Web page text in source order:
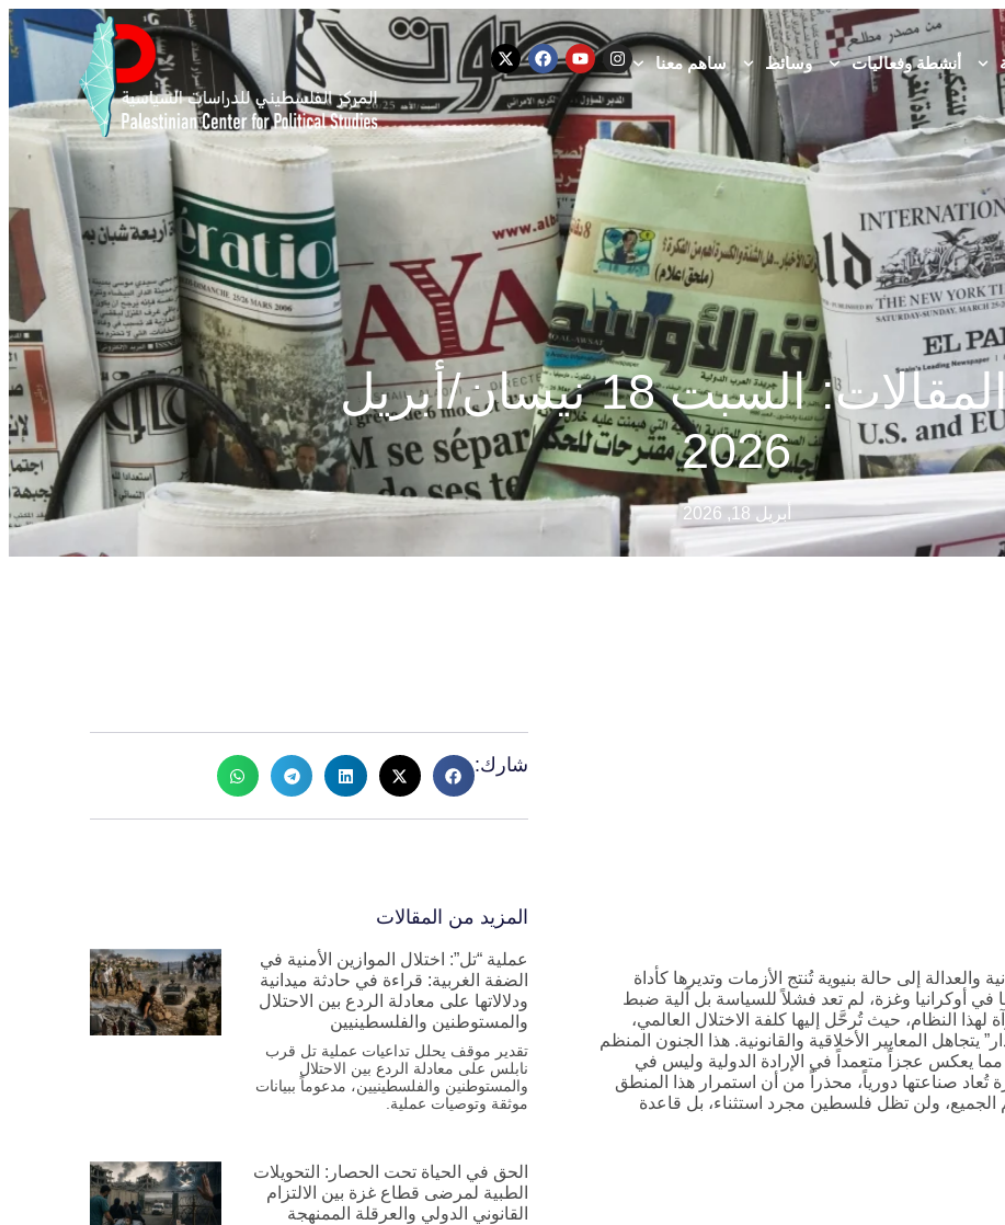
أنشطة وفعاليات وسائط ساهم معنا
نشرة المقالات: السبت 18 نيسان/أبريل
2026
أبريل 18, 2026
إلى حالة بنيوية تُنتج الأزمات وتديرها كأداة
أوكرانيا وغزة، لم تعد فشلاً للسياسة بل آلية ضبط
النظام، حيث تُرحَّل إليها كلفة الاختلال العالمي،
المعايير الأخلاقية والقانونية. هذا الجنون المنظم
يعكس عجزاً متعمداً في الإرادة الدولية وليس في
صناعتها دورياً، محذراً من أن استمرار هذا المنطق
الجميع، ولن تظل فلسطين مجرد استثناء، بل قاعدة
شارك:
المزيد من المقالات
عملية “تل”: اختلال الموازين الأمنية في
الضفة الغربية: قراءة في حادثة ميدانية
ودلالاتها على معادلة الردع بين الاحتلال
والمستوطنين والفلسطينيين
تقدير موقف يحلل تداعيات عملية تل قرب
نابلس على معادلة الردع بين الاحتلال
والمستوطنين والفلسطينيين، مدعوماً ببيانات
موثقة وتوصيات عملية.
الحق في الحياة تحت الحصار: التحويلات
الطبية لمرضى قطاع غزة بين الالتزام
القانوني الدولي والعرقلة الممنهجة